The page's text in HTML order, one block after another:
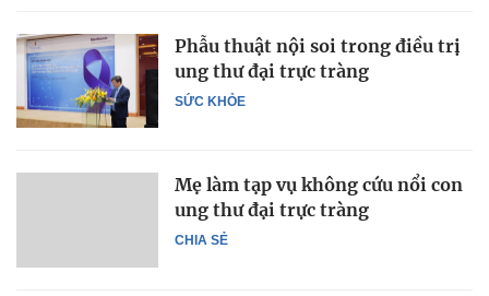
SỨC KHỎE
Phẫu thuật nội soi trong điều trị
ung thư đại trực tràng
CHIA SẺ
Mẹ làm tạp vụ không cứu nổi con
ung thư đại trực tràng